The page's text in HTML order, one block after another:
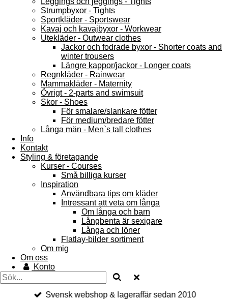
Strumpbyxor - Tights
Sportkläder - Sportswear
Kavaj och kavajbyxor - Workwear
Utekläder - Outwear clothes
Jackor och fodrade byxor - Shorter coats and
winter trousers
Längre kappor/jackor - Longer coats
Regnkläder - Rainwear
Mammakläder - Maternity
Övrigt - 2-parts and swimsuit
Skor - Shoes
För smalare/slankare fötter
För medium/bredare fötter
Långa män - Men`s tall clothes
Info
Kontakt
Styling & företagande
Kurser - Courses
Små billiga kurser
Inspiration
Användbara tips om kläder
Intressant att veta om långa
Om långa och barn
Långbenta är sexigare
Långa och löner
Flatlay-bilder sortiment
Om mig
Om oss
Konto
Svensk webshop & lageraffär sedan 2010